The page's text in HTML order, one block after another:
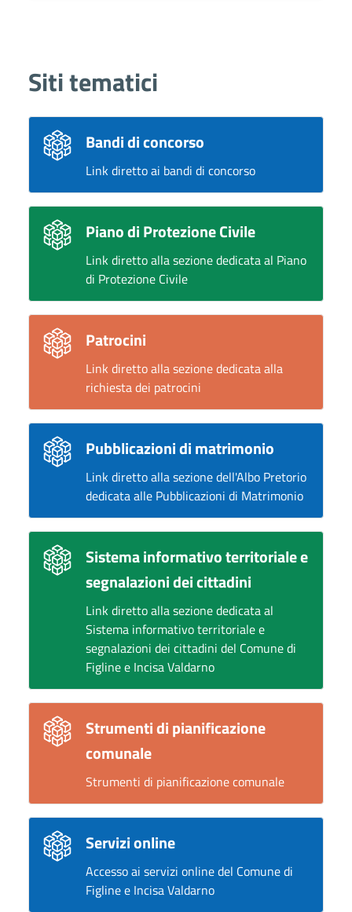
Siti tematici
Bandi di concorso
Link diretto ai bandi di concorso
Piano di Protezione Civile
Link diretto alla sezione dedicata al Piano
di Protezione Civile
Patrocini
Link diretto alla sezione dedicata alla
richiesta dei patrocini
Pubblicazioni di matrimonio
Link diretto alla sezione dell'Albo Pretorio
dedicata alle Pubblicazioni di Matrimonio
Sistema informativo territoriale e
segnalazioni dei cittadini
Link diretto alla sezione dedicata al
Sistema informativo territoriale e
segnalazioni dei cittadini del Comune di
Figline e Incisa Valdarno
Strumenti di pianificazione
comunale
Strumenti di pianificazione comunale
Servizi online
Accesso ai servizi online del Comune di
Figline e Incisa Valdarno